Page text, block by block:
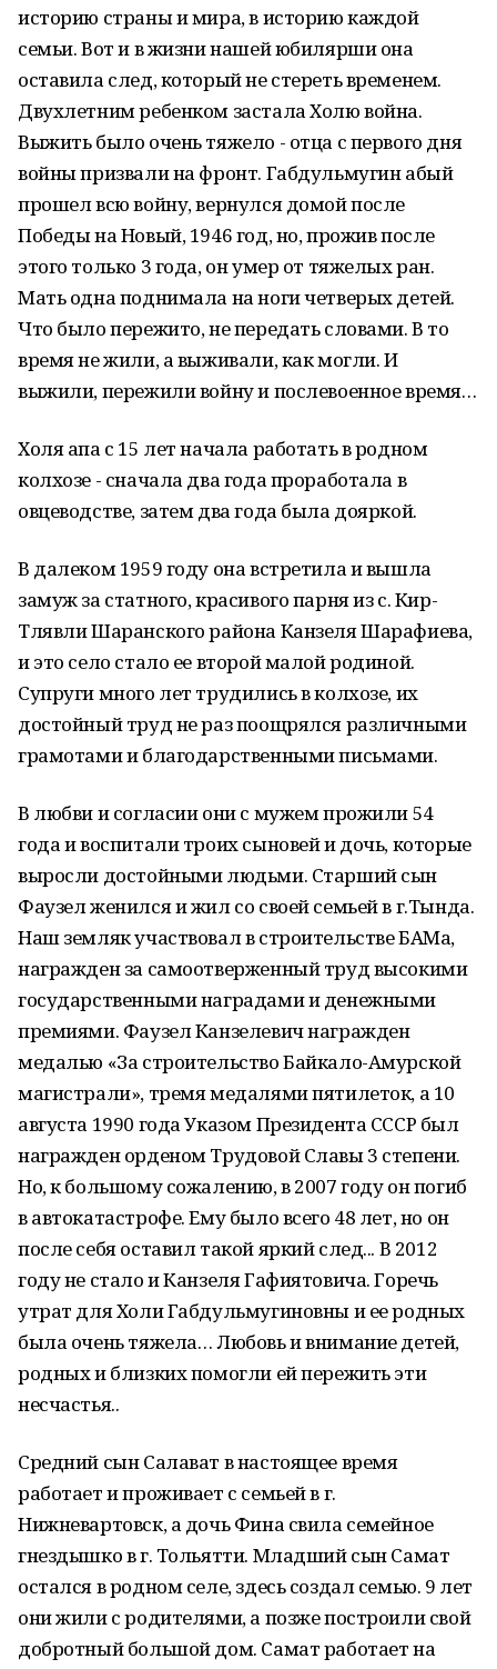
историю страны и мира, в историю каждой
семьи. Вот и в жизни нашей юбилярши она
оставила след, который не стереть временем.
Двухлетним ребенком застала Холю война.
Выжить было очень тяжело - отца с первого дня
войны призвали на фронт. Габдульмугин абый
прошел всю войну, вернулся домой после
Победы на Новый, 1946 год, но, прожив после
этого только 3 года, он умер от тяжелых ран.
Мать одна поднимала на ноги четверых детей.
Что было пережито, не передать словами. В то
время не жили, а выживали, как могли. И
выжили, пережили войну и послевоенное время…
Холя апа с 15 лет начала работать в родном
колхозе - сначала два года проработала в
овцеводстве, затем два года была дояркой.
В далеком 1959 году она встретила и вышла
замуж за статного, красивого парня из с. Кир-
Тлявли Шаранского района Канзеля Шарафиева,
и это село стало ее второй малой родиной.
Супруги много лет трудились в колхозе, их
достойный труд не раз поощрялся различными
грамотами и благодарственными письмами.
В любви и согласии они с мужем прожили 54
года и воспитали троих сыновей и дочь, которые
выросли достойными людьми. Старший сын
Фаузел женился и жил со своей семьей в г.Тында.
Наш земляк участвовал в строительстве БАМа,
награжден за самоотверженный труд высокими
государственными наградами и денежными
премиями. Фаузел Канзелевич награжден
медалью «За строительство Байкало-Амурской
магистрали», тремя медалями пятилеток, а 10
августа 1990 года Указом Президента СССР был
награжден орденом Трудовой Славы 3 степени.
Но, к большому сожалению, в 2007 году он погиб
в автокатастрофе. Ему было всего 48 лет, но он
после себя оставил такой яркий след... В 2012
году не стало и Канзеля Гафиятовича. Горечь
утрат для Холи Габдульмугиновны и ее родных
была очень тяжела… Любовь и внимание детей,
родных и близких помогли ей пережить эти
несчастья..
Средний сын Салават в настоящее время
работает и проживает с семьей в г.
Нижневартовск, а дочь Фина свила семейное
гнездышко в г. Тольятти. Младший сын Самат
остался в родном селе, здесь создал семью. 9 лет
они жили с родителями, а позже построили свой
добротный большой дом. Самат работает на